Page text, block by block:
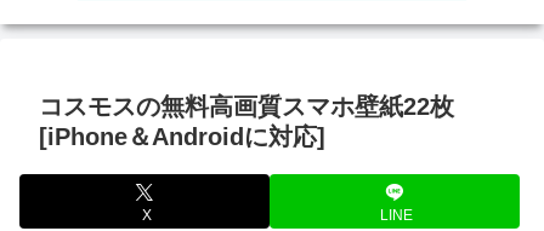
コスモスの無料高画質スマホ壁紙22枚
[iPhone＆Androidに対応]
X LINE